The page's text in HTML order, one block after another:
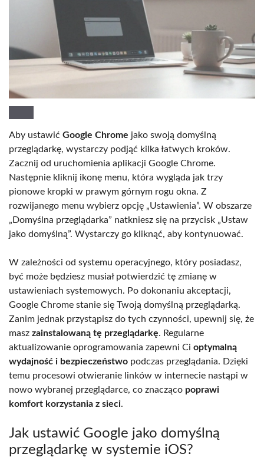
Aby ustawić Google Chrome jako swoją domyślną
przeglądarkę, wystarczy podjąć kilka łatwych kroków.
Zacznij od uruchomienia aplikacji Google Chrome.
Następnie kliknij ikonę menu, która wygląda jak trzy
pionowe kropki w prawym górnym rogu okna. Z
rozwijanego menu wybierz opcję „Ustawienia”. W obszarze
„Domyślna przeglądarka” natkniesz się na przycisk „Ustaw
jako domyślną”. Wystarczy go kliknąć, aby kontynuować.
W zależności od systemu operacyjnego, który posiadasz,
być może będziesz musiał potwierdzić tę zmianę w
ustawieniach systemowych. Po dokonaniu akceptacji,
Google Chrome stanie się Twoją domyślną przeglądarką.
Zanim jednak przystąpisz do tych czynności, upewnij się, że
masz zainstalowaną tę przeglądarkę. Regularne
aktualizowanie oprogramowania zapewni Ci optymalną
wydajność i bezpieczeństwo podczas przeglądania. Dzięki
temu procesowi otwieranie linków w internecie nastąpi w
nowo wybranej przeglądarce, co znacząco poprawi
komfort korzystania z sieci.
Jak ustawić Google jako domyślną
przeglądarkę w systemie iOS?